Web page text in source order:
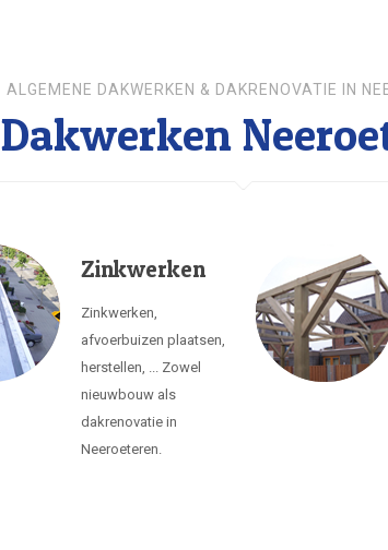
ALGEMENE DAKWERKEN & DAKRENOVATIE IN
Dakwerken
Zinkwerken
Zinkwerken,
afvoerbuizen plaatsen,
herstellen, ... Zowel
nieuwbouw als
dakrenovatie in
Neeroeteren.